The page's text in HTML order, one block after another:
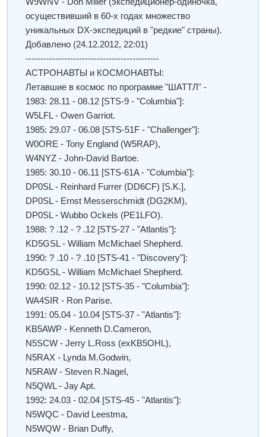
осуществивший в 60-х годах множество
уникальных DX-экспедиций в "редкие" страны).
Добавлено (24.12.2012, 22:01)
---------------------------------------------
АСТРОНАВТЫ и КОСМОНАВТЫ:
Летавшие в космос по программе "ШАТТЛ" -
1983: 28.11 - 08.12 [STS-9 - "Columbia"]:
W5LFL - Owen Garriot.
1985: 29.07 - 06.08 [STS-51F - "Challenger"]:
W0ORE - Tony England (W5RAP),
W4NYZ - John-David Bartoe.
1985: 30.10 - 06.11 [STS-61A - "Columbia"]:
DP0SL - Reinhard Furrer (DD6CF) [S.K.],
DP0SL - Ernst Messerschmidt (DG2KM),
DP0SL - Wubbo Ockels (PE1LFO).
1988: ? .12 - ? .12 [STS-27 - "Atlantis"]:
KD5GSL - William McMichael Shepherd.
1990: ? .10 - ? .10 [STS-41 - "Discovery"]:
KD5GSL - William McMichael Shepherd.
1990: 02.12 - 10.12 [STS-35 - "Columbia"]:
WA4SIR - Ron Parise.
1991: 05.04 - 10.04 [STS-37 - "Atlantis"]:
KB5AWP - Kenneth D.Cameron,
N5SCW - Jerry L.Ross (exKB5OHL),
N5RAX - Lynda M.Godwin,
N5RAW - Steven R.Nagel,
N5QWL - Jay Apt.
1992: 24.03 - 02.04 [STS-45 - "Atlantis"]:
N5WQC - David Leestma,
N5WQW - Brian Duffy,